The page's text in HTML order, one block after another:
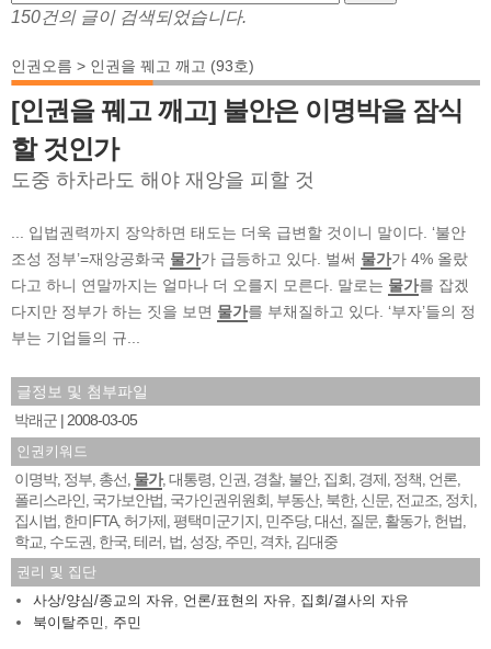
150건의 글이 검색되었습니다.
인권오름 > 인권을 꿰고 깨고 (93호)
[인권을 꿰고 깨고] 불안은 이명박을 잠식
할 것인가
도중 하차라도 해야 재앙을 피할 것
... 입법권력까지 장악하면 태도는 더욱 급변할 것이니 말이다. ‘불안
조성 정부’=재앙공화국 물가가 급등하고 있다. 벌써 물가가 4% 올랐
다고 하니 연말까지는 얼마나 더 오를지 모른다. 말로는 물가를 잡겠
다지만 정부가 하는 짓을 보면 물가를 부채질하고 있다. ‘부자’들의 정
부는 기업들의 규...
글정보 및 첨부파일
박래군
2008-03-05
인권키워드
이명박, 정부 총선 물가, 대통령 인권 경찰, 불안, 집회 경제 정책 언론
폴리스라인 국가보안법 국가인권위원회 부동산, 북한, 신문 전교조 정치
집시법 한미FTA, 허가제 평택미군기지 민주당, 대선 질문 활동가, 헌법
학교 수도권 한국 테러 법 성장, 주민 격차, 김대중
권리 및 집단
사상/양심/종교의 자유
언론/표현의 자유
집회/결사의 자유
북이탈주민
주민